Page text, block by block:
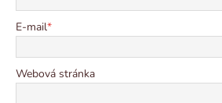
E-mail*
Webová stránka